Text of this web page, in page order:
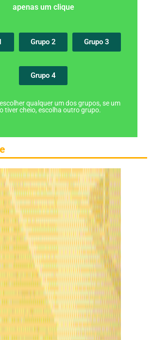
apenas um clique
Grupo 2 Grupo 3
Grupo 4
qualquer um dos grupos, se um
tiver cheio, escolha outro grupo.